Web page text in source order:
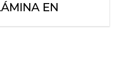
EN